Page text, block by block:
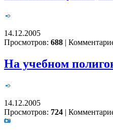
14.12.2005
Просмотров: 688 |
На учебном
14.12.2005
Просмотров: 724 |